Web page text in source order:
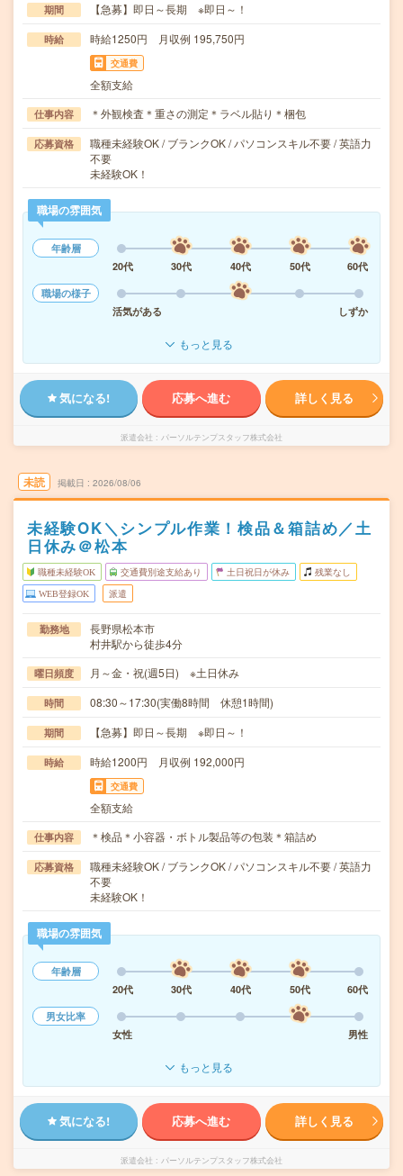
期間 【急募】即日～長期 ※即日～！
時給 時給1250円 月収例 195,750円
交通費
全額支給
仕事内容 ＊外観検査＊重さの測定＊ラベル貼り＊梱包
応募資格
職種未経験OK / ブランクOK / パソコンスキル不要 / 英語力
不要
未経験OK！
職場の雰囲気
年齢層
20代
30代 40代 50代
60代
職場の様子
活気がある
しずか
もっと見る
気になる! 応募へ進む 詳しく見る
派遣会社 パーソルテンプスタッフ株式会社
未読 掲載日 2026/08/06
未経験OK＼シンプル作業！検品＆箱詰め／土
日休み＠松本
職種未経験OK 交通費別途支給あり 土日祝日が休み 残業なし
WEB登録OK 派遣
勤務地
長野県松本市
村井駅から徒歩4分
曜日頻度 月～金・祝(週5日) ※土日休み
時間 08:30～17:30(実働8時間 休憩1時間)
期間 【急募】即日～長期 ※即日～！
時給 時給1200円 月収例 192,000円
交通費
全額支給
仕事内容 ＊検品＊小容器・ボトル製品等の包装＊箱詰め
応募資格
職種未経験OK / ブランクOK / パソコンスキル不要 / 英語力
不要
未経験OK！
職場の雰囲気
年齢層
20代
30代 40代 50代
60代
男女比率
女性
男性
もっと見る
気になる! 応募へ進む 詳しく見る
派遣会社 パーソルテンプスタッフ株式会社